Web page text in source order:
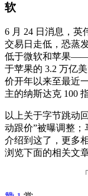
软
6 月 24 日消息，英
交易日走低，恐蒸
低于微软和苹果——
于苹果的 3.2 万亿
价开年以来至最近
主的纳斯达克 100
以上关于字节跳动
动跟价”被曝调整
介绍到这了，更多
浏览下面的相关文